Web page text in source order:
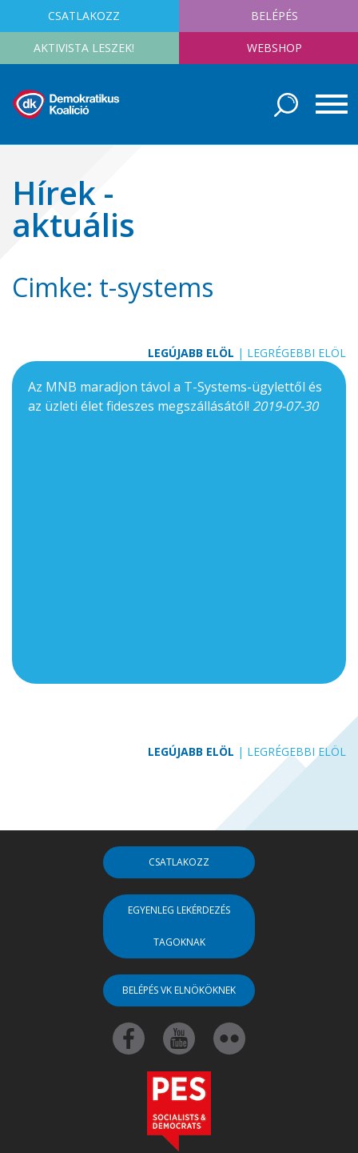
CSATLAKOZZ BELÉPÉS
AKTIVISTA LESZEK! WEBSHOP
Hírek -
aktuális
Cimke: t-systems
LEGÚJABB ELÖL | LEGRÉGEBBI ELÖL
Az MNB maradjon távol a T-Systems-ügylettől és
az üzleti élet fideszes megszállásától! 2019-07-30
LEGÚJABB ELÖL | LEGRÉGEBBI ELÖL
CSATLAKOZZ
EGYENLEG LEKÉRDEZÉS
TAGOKNAK
BELÉPÉS VK ELNÖKÖKNEK